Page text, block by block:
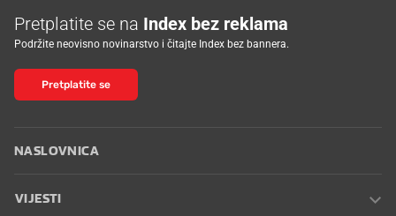
Pretplatite se na Index bez reklama
Podržite neovisno novinarstvo i čitajte Index bez bannera.
Pretplatite se
NASLOVNICA
VIJESTI